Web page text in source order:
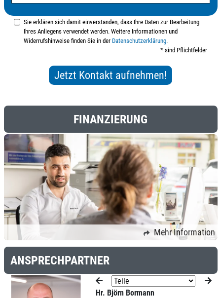
Sie erklären sich damit einverstanden, dass Ihre Daten zur Bearbeitung
Ihres Anliegens verwendet werden. Weitere Informationen und
Widerrufshinweise finden Sie in der Datenschutzerklärung.
* sind Pflichtfelder
FINANZIERUNG
Mehr Information
ANSPRECHPARTNER
Hr. Björn Bormann